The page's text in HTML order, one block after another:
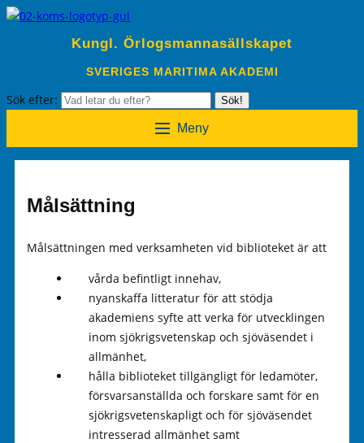
Kungl. Örlogsmannasällskapet
SVERIGES MARITIMA AKADEMI
Sök efter: Sök!
Meny
Målsättning
Målsättningen med verksamheten vid biblioteket är att
vårda befintligt innehav,
nyanskaffa litteratur för att stödja
akademiens syfte att verka för utvecklingen
inom sjökrigsvetenskap och sjöväsendet i
allmänhet,
hålla biblioteket tillgängligt för ledamöter,
försvarsanställda och forskare samt för en
sjökrigsvetenskapligt och för sjöväsendet
intresserad allmänhet samt